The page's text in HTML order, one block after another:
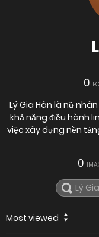
0
Lý Gia Hân là nữ
khả năng điều hành
việc xây dựng nền
0
Most viewed